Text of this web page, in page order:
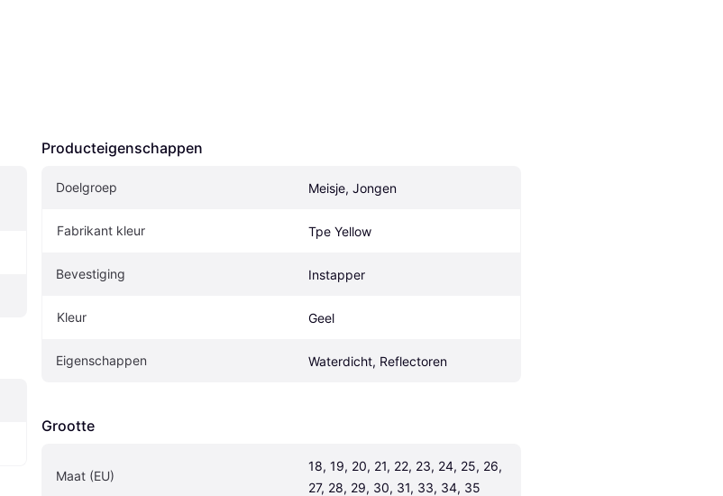
Producteigenschappen
Doelgroep Meisje, Jongen
Fabrikant kleur Tpe Yellow
Bevestiging Instapper
Kleur Geel
Eigenschappen Waterdicht, Reflectoren
Grootte
Maat (EU)
18, 19, 20, 21, 22, 23, 24, 25, 26,
27, 28, 29, 30, 31, 33, 34, 35